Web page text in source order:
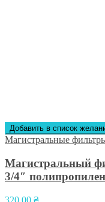
Добавить в список
Магистральные
Магистральный
3/4″
320,00 ₴